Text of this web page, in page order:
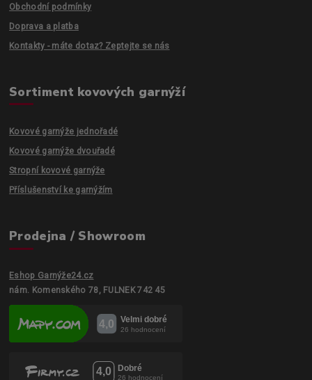
Obchodní podmínky
Doprava a platba
Kontakty - máte dotaz? Zeptejte se nás
Sortiment kovových garnýží
Kovové garnýže jednořadé
Kovové garnýže dvouřadé
Stropní kovové garnýže
Příslušenství ke garnýžím
Prodejna / Showroom
Eshop Garnýže24.cz
nám. Komenského 78, FULNEK 742 45